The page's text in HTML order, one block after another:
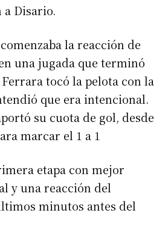
Disario.
la reacción de
una jugada que terminó
tocó la pelota con la
que era intencional.
su cuota de gol, desde
marcar el 1 a 1
etapa con mejor
y una reacción del
minutos antes del